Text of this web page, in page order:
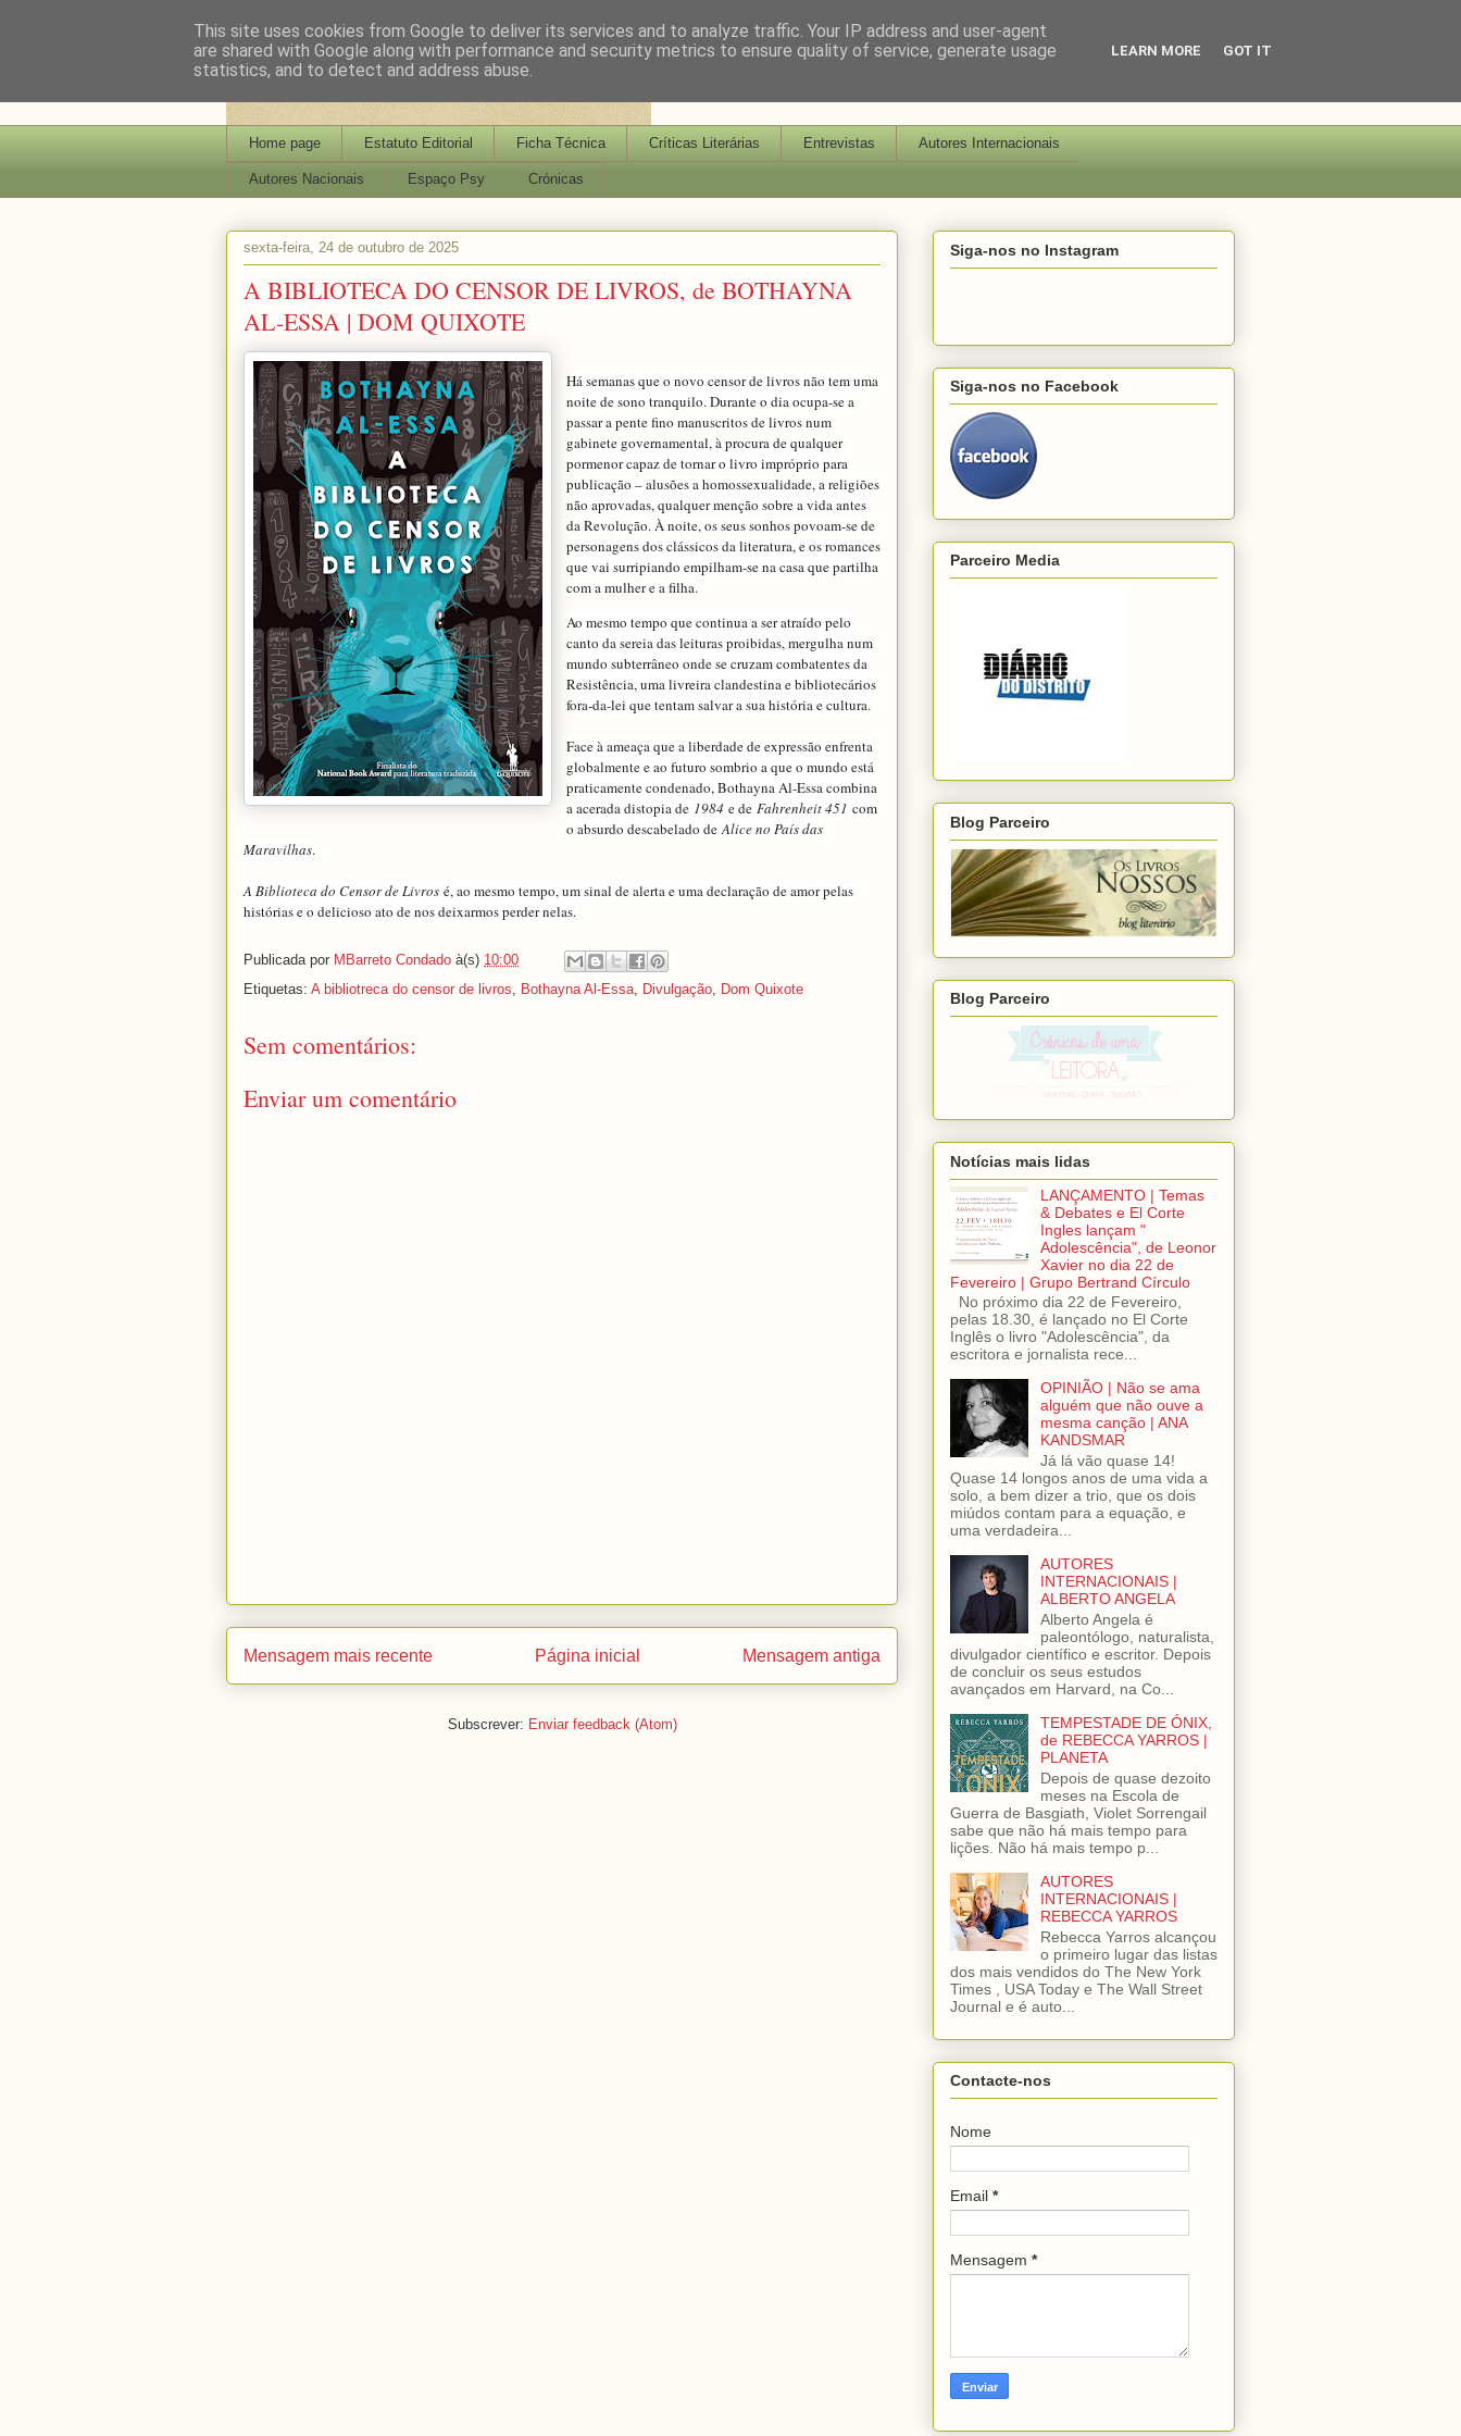
Home page Estatuto Editorial Ficha Técnica Críticas Literárias Entrevistas Autores Internacionais
Autores Nacionais Espaço Psy Crónicas
sexta-feira, 24 de outubro de 2025
A BIBLIOTECA DO CENSOR DE LIVROS, de BOTHAYNA
AL-ESSA | DOM QUIXOTE
Há semanas que o novo censor de livros não tem uma
noite de sono tranquilo. Durante o dia ocupa-se a
passar a pente fino manuscritos de livros num
gabinete governamental, à procura de qualquer
pormenor capaz de tornar o livro impróprio para
publicação – alusões a homossexualidade, a religiões
não aprovadas, qualquer menção sobre a vida antes
da Revolução. À noite, os seus sonhos povoam-se de
personagens dos clássicos da literatura, e os romances
que vai surripiando empilham-se na casa que partilha
com a mulher e a filha.
Ao mesmo tempo que continua a ser atraído pelo
canto da sereia das leituras proibidas, mergulha num
mundo subterrâneo onde se cruzam combatentes da
Resistência, uma livreira clandestina e bibliotecários
fora-da-lei que tentam salvar a sua história e cultura.
Face à ameaça que a liberdade de expressão enfrenta
globalmente e ao futuro sombrio a que o mundo está
praticamente condenado, Bothayna Al-Essa combina
a acerada distopia de 1984 e de Fahrenheit 451 com
o absurdo descabelado deAlice no País das
Maravilhas.
A Biblioteca do Censor de Livros é, ao mesmo tempo, um sinal de alerta e uma declaração de amor pelas
histórias e o delicioso ato de nos deixarmos perder nelas.
Publicada por MBarreto Condado à(s) 10:00
Etiquetas: A bibliotreca do censor de livros, Bothayna Al-Essa, Divulgação, Dom Quixote
Sem comentários:
Enviar um comentário
Mensagem mais recente Mensagem antiga
Página inicial
Subscrever: Enviar feedback (Atom)
Siga-nos no Instagram
Siga-nos no Facebook
Parceiro Media
Blog Parceiro
Blog Parceiro
Notícias mais lidas
LANÇAMENTO | Temas
& Debates e El Corte
Ingles lançam "
Adolescência", de Leonor
Xavier no dia 22 de
Fevereiro | Grupo Bertrand Círculo
No próximo dia 22 de Fevereiro,
pelas 18.30, é lançado no El Corte
Inglês o livro "Adolescência", da
escritora e jornalista rece...
OPINIÃO | Não se ama
alguém que não ouve a
mesma canção | ANA
KANDSMAR
Já lá vão quase 14!
Quase 14 longos anos de uma vida a
solo, a bem dizer a trio, que os dois
miúdos contam para a equação, e
uma verdadeira...
AUTORES
INTERNACIONAIS |
ALBERTO ANGELA
Alberto Angela é
paleontólogo, naturalista,
divulgador científico e escritor. Depois
de concluir os seus estudos
avançados em Harvard, na Co...
TEMPESTADE DE ÓNIX,
de REBECCA YARROS |
PLANETA
Depois de quase dezoito
meses na Escola de
Guerra de Basgiath, Violet Sorrengail
sabe que não há mais tempo para
lições. Não há mais tempo p...
AUTORES
INTERNACIONAIS |
REBECCA YARROS
Rebecca Yarros alcançou
o primeiro lugar das listas
dos mais vendidos do The New York
Times , USA Today e The Wall Street
Journal e é auto...
Contacte-nos
Nome
Email *
Mensagem *
This site uses cookies from Google to deliver its services and to analyze traffic. Your IP address and user-agent
are shared with Google along with performance and security metrics to ensure quality of service, generate usage
statistics, and to detect and address abuse.
LEARN MORE GOT IT